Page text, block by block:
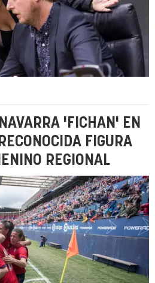
'FICHAN' EN
FIGURA
REGIONAL